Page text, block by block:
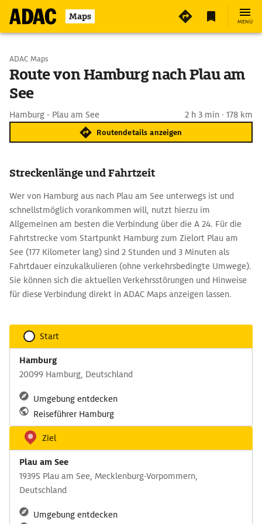
Maps MENÜ
Start wählen
Ziel eingeben
ADAC Maps
Route von Hamburg nach Plau am
See
Hamburg - Plau am See 2 h 3 min · 178 km
Routendetails anzeigen
Streckenlänge und Fahrtzeit
Wer von Hamburg aus nach Plau am See unterwegs ist und
schnellstmöglich vorankommen will, nutzt hierzu im
Allgemeinen am besten die Verbindung über die A 24. Für die
Fahrtstrecke vom Startpunkt Hamburg zum Zielort Plau am
See (177 Kilometer lang) sind 2 Stunden und 3 Minuten als
Fahrtdauer einzukalkulieren (ohne verkehrsbedingte Umwege).
Sie können sich die aktuellen Verkehrsstörungen und Hinweise
für diese Verbindung direkt in ADAC Maps anzeigen lassen.
Start
Hamburg
20099 Hamburg, Deutschland
Umgebung entdecken
Reiseführer Hamburg
Ziel
Plau am See
19395 Plau am See, Mecklenburg-Vorpommern,
Deutschland
Umgebung entdecken